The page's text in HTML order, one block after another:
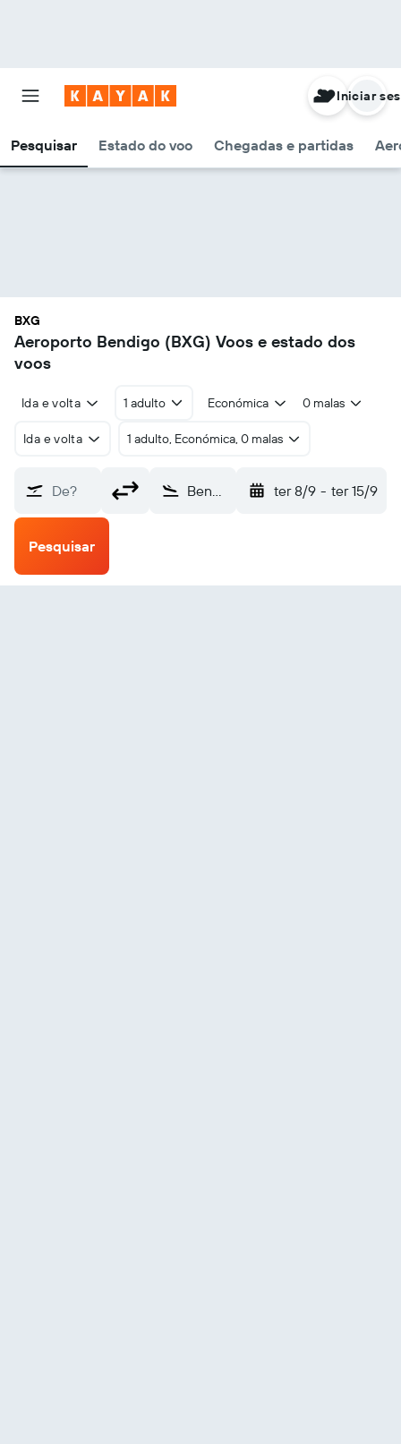
Pesquisar Estado do voo Chegadas e partidas
Iniciar
BXG
Aeroporto Bendigo (BXG) Voos e estado dos
voos
Ida e volta 1 adulto Económica 0 malas
Ida e volta 1 adulto, Económica, 0 malas
De? Bendigo (BXG) ter 8/9 - ter 15/9
Pesquisar